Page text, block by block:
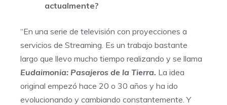
actualmente?
“En una serie de televisión con proyecciones a
servicios de Streaming. Es un trabajo bastante
largo que llevo mucho tiempo realizando y se llama
Eudaimonia: Pasajeros de la Tierra. La idea
original empezó hace 20 o 30 años y ha ido
evolucionando y cambiando constantemente. Y